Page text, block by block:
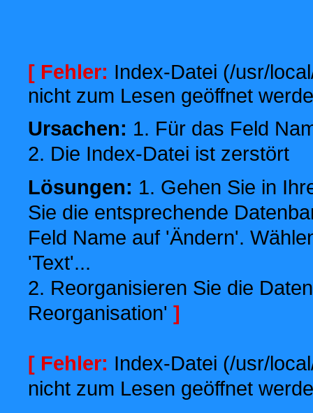
[ Fehler: Index-Datei (/usr/
nicht zum Lesen geöffnet
Ursachen: 1. Für das Feld
2. Die Index-Datei ist zerstört
Lösungen: 1. Gehen Sie in
Sie die entsprechende
Feld Name auf 'Ändern'.
'Text'...
2. Reorganisieren Sie die
Reorganisation' ]
[ Fehler: Index-Datei (/usr/
nicht zum Lesen geöffnet